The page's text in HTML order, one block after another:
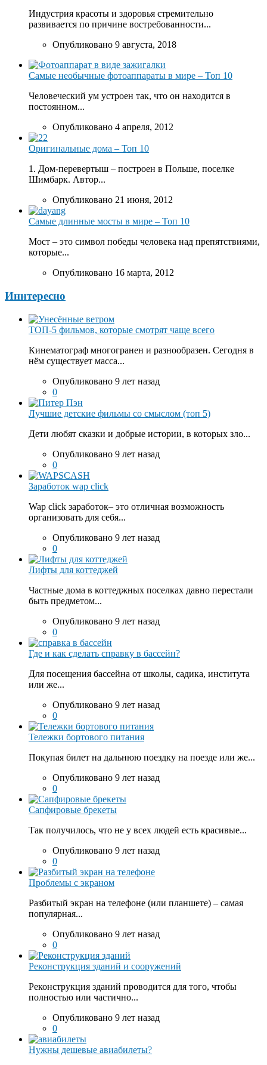
Индустрия красоты и здоровья стремительно
развивается по причине востребованности...
Опубликовано 9 августа, 2018
Самые необычные фотоаппараты в мире – Топ 10
Человеческий ум устроен так, что он находится в
постоянном...
Опубликовано 4 апреля, 2012
Оригинальные дома – Топ 10
1. Дом-перевертыш – построен в Польше, поселке
Шимбарк. Автор...
Опубликовано 21 июня, 2012
Самые длинные мосты в мире – Топ 10
Мост – это символ победы человека над препятствиями,
которые...
Опубликовано 16 марта, 2012
Иннтересно
ТОП-5 фильмов, которые смотрят чаще всего
Кинематограф многогранен и разнообразен. Сегодня в
нём существует масса...
Опубликовано 9 лет назад
0
Лучшие детские фильмы со смыслом (топ 5)
Дети любят сказки и добрые истории, в которых зло...
Опубликовано 9 лет назад
0
Заработок wap click
Wap click заработок– это отличная возможность
организовать для себя...
Опубликовано 9 лет назад
0
Лифты для коттеджей
Частные дома в коттеджных поселках давно перестали
быть предметом...
Опубликовано 9 лет назад
0
Где и как сделать справку в бассейн?
Для посещения бассейна от школы, садика, института
или же...
Опубликовано 9 лет назад
0
Тележки бортового питания
Покупая билет на дальнюю поездку на поезде или же...
Опубликовано 9 лет назад
0
Сапфировые брекеты
Так получилось, что не у всех людей есть красивые...
Опубликовано 9 лет назад
0
Проблемы с экраном
Разбитый экран на телефоне (или планшете) – самая
популярная...
Опубликовано 9 лет назад
0
Реконструкция зданий и сооружений
Реконструкция зданий проводится для того, чтобы
полностью или частично...
Опубликовано 9 лет назад
0
Нужны дешевые авиабилеты?